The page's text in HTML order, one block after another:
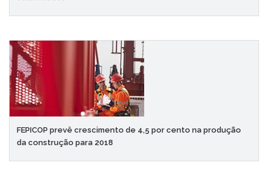
FEPICOP prevê crescimento de 4,5 por cento na produção
da construção para 2018